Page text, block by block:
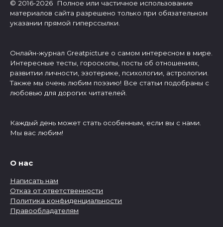
© 2016-2026 Полное или частичное использование
материалов сайта разрешено только при обязательном
указании прямой гиперссылки.
Онлайн-журнал Greatpicture о самом интересном в мире.
Интересные тесты, гороскопы, посты об отношениях,
развитии личности, эзотерике, психологии, астрологии.
Также мы очень любим поэзию! Все статьи подобраны с
любовью для дорогих читателей.
Каждый день может стать особенным, если вы с нами.
Мы вас любим!
О нас
Написать нам
Отказ от ответственности
Политика конфиденциальности
Правообладателям